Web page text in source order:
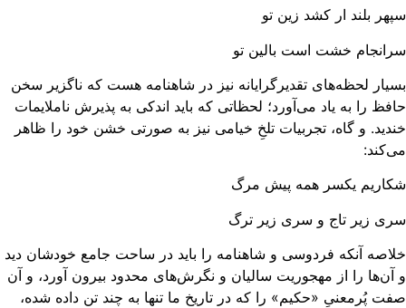
بلند ار کشد زین تو
خشت است بالین تو
لحظه‌های تقدیرگرایانه نیز در شاهنامه هست که ناگزیر سخن
را به یاد می‌آورد؛ لحظاتی که باید اندکی به پذیرش ناملایمات
و گاه، تجربیات تلخِ خیامی نیز به صورتی خشن خود را ظاهر
یکسر همه پیش مرگ
زیر تاج و سری زیر ترگ
آنکه فردوسی و شاهنامه را باید در ساحت جامع خودشان دید
آن‌ها را از مهجوریت سالیان و نگرش‌های محدود بیرون آورد، و آن
پُرمعنیِ «حکیم» را که در تاریخ ما تنها به چند تن داده شده،